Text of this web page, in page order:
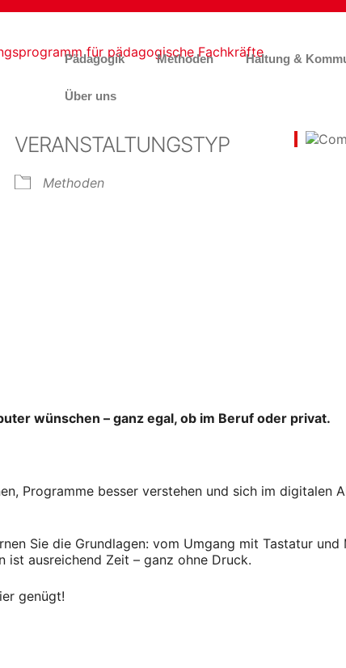
Pädagogik Methoden Haltung &
Über uns
VERANSTALTUNGSTYP
Methoden
wünschen – ganz egal, ob im Beruf oder privat.
Programme besser verstehen und sich im digitalen
Sie die Grundlagen: vom Umgang mit Tastatur
ist ausreichend Zeit – ganz ohne Druck.
genügt!